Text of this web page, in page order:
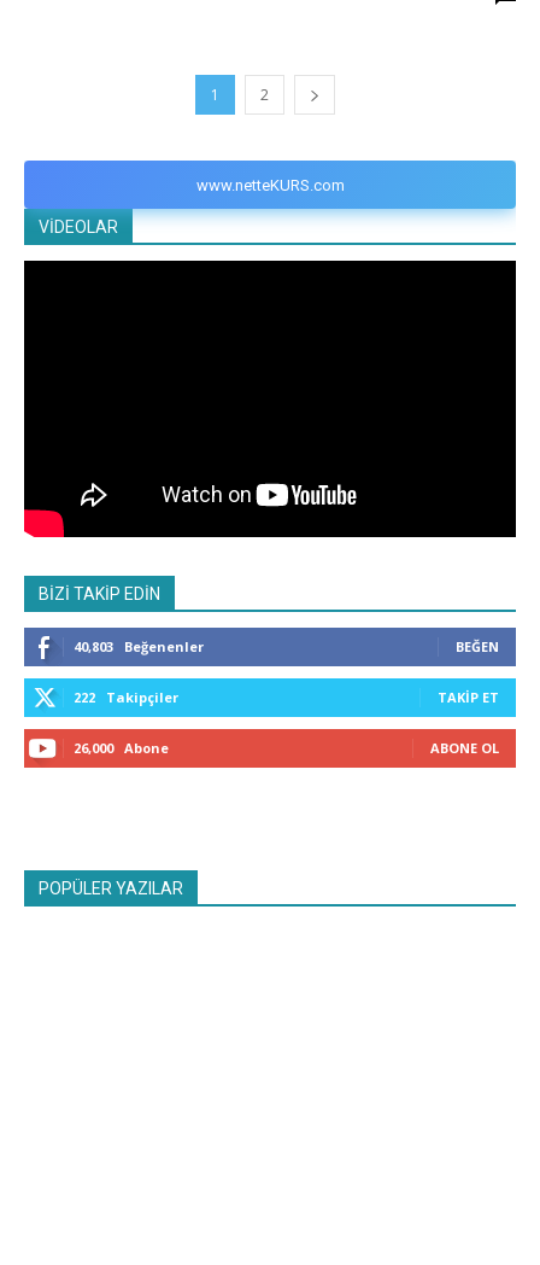
1 2
www.netteKURS.com
VİDEOLAR
BİZİ TAKİP EDİN
40,803 Beğenenler BEĞEN
222 Takipçiler TAKIP ET
26,000 Abone ABONE OL
POPÜLER YAZILAR